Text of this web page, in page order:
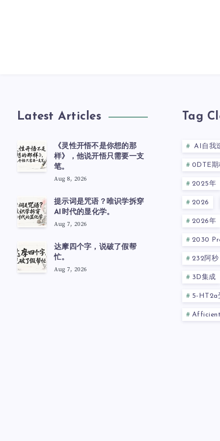
Latest Articles
《灵性开悟不是你想的那
样》，他说开悟只需要一支
笔。
Aug 8, 2026
提示词是咒语？唯识学拆穿
AI时代的显化学。
Aug 7, 2026
达摩四个字，说破了假帮
忙。
Aug 7, 2026
Tag
AI自我
0DTE期
2025年
2026
2026年
2030
232阿秒
3D集成
5-HT2a